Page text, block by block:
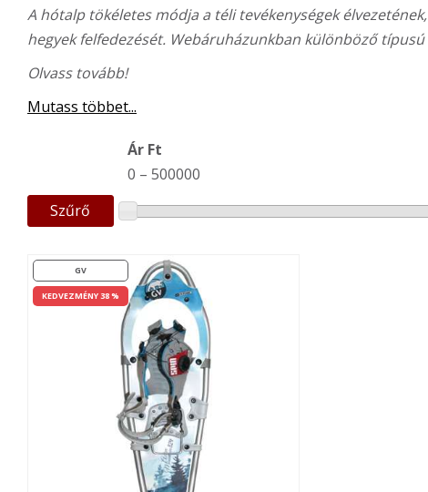
A hótalp tökéletes módja a téli tevékenységek
hegyek felfedezését. Webáruházunkban különböző
Olvass tovább!
Mutass többet...
Szűrő
Ár Ft
0 – 500000
GV
KEDVEZMÉNY 38 %